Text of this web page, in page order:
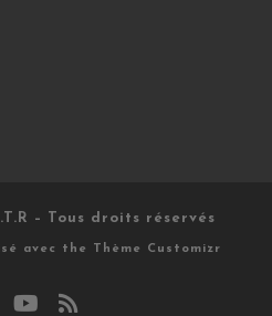
– Tous droits réservés
avec the Thème Customizr